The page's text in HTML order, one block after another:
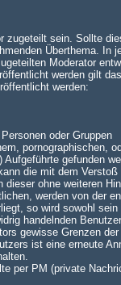
zugeteilt sein. Sollte
Überthema.
Moderator
werden gilt
werden:
oder Gruppen
pornographischen,
gefunden
die mit dem
ohne weiteren
werden von der
so wird sowohl
handelnden
gewisse Grenzen
ist eine erneute
per PM (private